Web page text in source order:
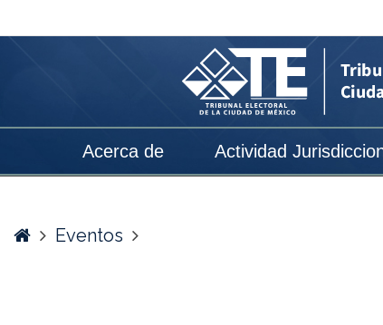
de
derechos
Acerca de Actividad
HomeEventos